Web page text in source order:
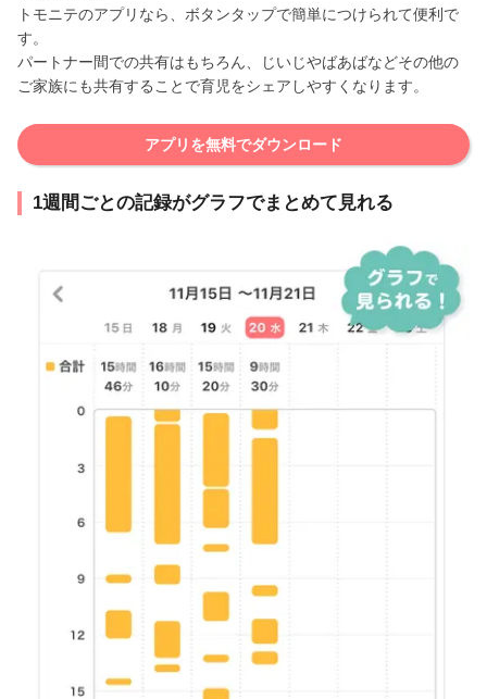
トモニテのアプリなら、ボタンタップで簡単につけられて便利で
す。
パートナー間での共有はもちろん、じいじやばあばなどその他の
ご家族にも共有することで育児をシェアしやすくなります。
アプリを無料でダウンロード
1週間ごとの記録がグラフでまとめて見れる